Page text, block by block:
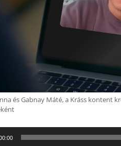
és Gabnay Máté, a Kráss kontent